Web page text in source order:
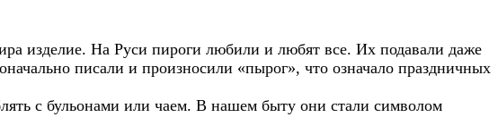
изделие. На Руси пироги любили и любят все. Их подавали даже
писали и произносили «пырог», что означало праздничных
с бульонами или чаем. В нашем быту они стали символом